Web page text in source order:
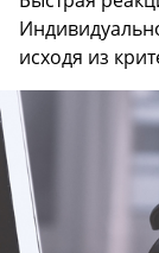
исходя из